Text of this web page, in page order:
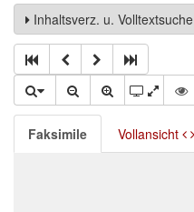
Inhaltsverz. u. Volltextsuche
Faksimile Vollansicht